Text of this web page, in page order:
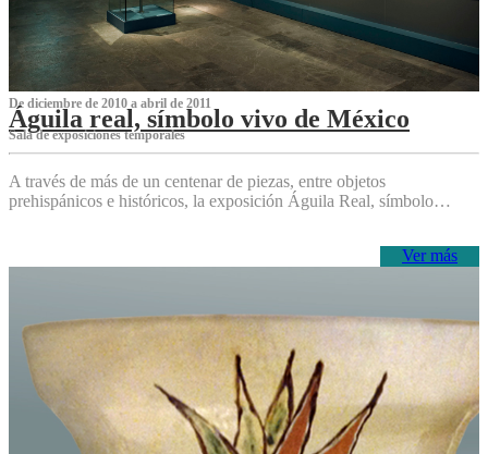
De diciembre de 2010 a abril de 2011
Águila real, símbolo vivo de México
Sala de exposiciones temporales
A través de más de un centenar de piezas, entre objetos
prehispánicos e históricos, la exposición Águila Real, símbolo…
Ver más